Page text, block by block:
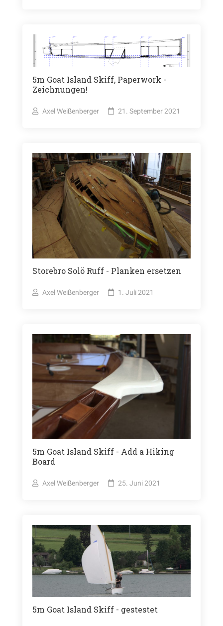
5m Goat Island Skiff, Paperwork -
Zeichnungen!
Axel Weißenberger 21. September 2021
Storebro Solö Ruff - Planken ersetzen
Axel Weißenberger 1. Juli 2021
5m Goat Island Skiff - Add a Hiking
Board
Axel Weißenberger 25. Juni 2021
5m Goat Island Skiff - gestestet